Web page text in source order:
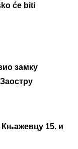
će biti
замку
15. и